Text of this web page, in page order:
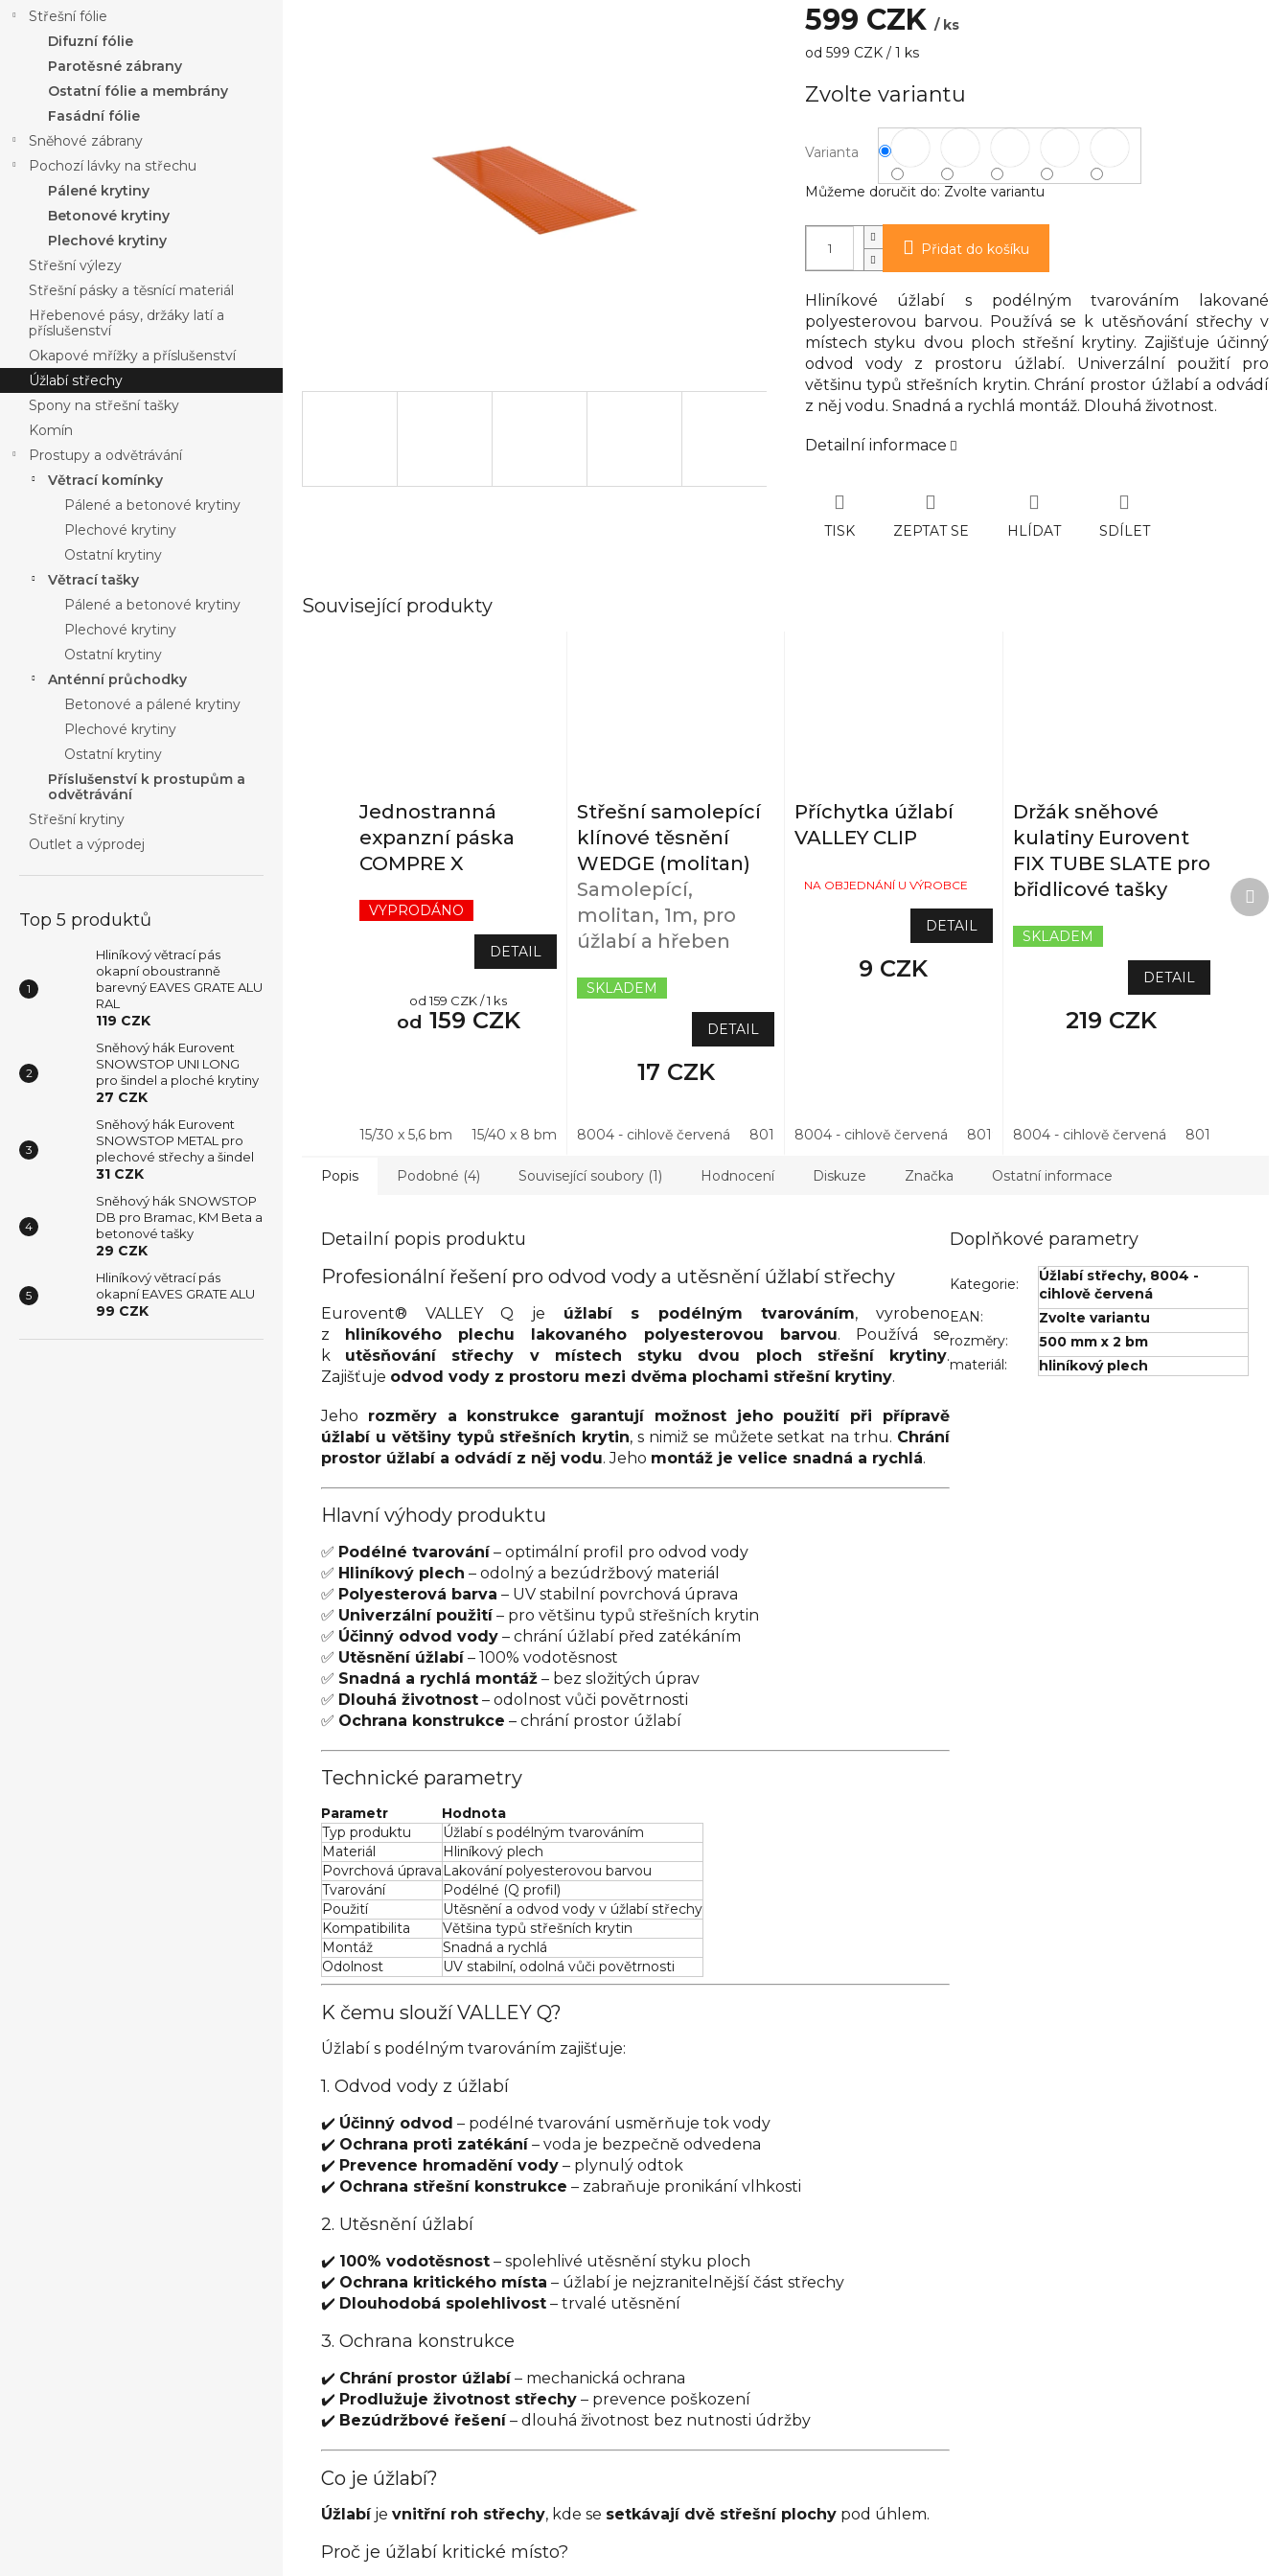
Střešní fólie
Difuzní fólie
Parotěsné zábrany
Ostatní fólie a membrány
Fasádní fólie
Sněhové zábrany
Pochozí lávky na střechu
Pálené krytiny
Betonové krytiny
Plechové krytiny
Střešní výlezy
Střešní pásky a těsnící materiál
Hřebenové pásy, držáky latí a
příslušenství
Okapové mřížky a příslušenství
Úžlabí střechy
Spony na střešní tašky
Komín
Prostupy a odvětrávání
Větrací komínky
Pálené a betonové krytiny
Plechové krytiny
Ostatní krytiny
Větrací tašky
Pálené a betonové krytiny
Plechové krytiny
Ostatní krytiny
Anténní průchodky
Betonové a pálené krytiny
Plechové krytiny
Ostatní krytiny
Příslušenství k prostupům a
odvětrávání
Střešní krytiny
Outlet a výprodej
Top 5 produktů
Hliníkový větrací pás
okapní oboustranně
barevný EAVES GRATE ALU
RAL
119 CZK
Sněhový hák Eurovent
SNOWSTOP UNI LONG
pro šindel a ploché krytiny
27 CZK
Sněhový hák Eurovent
SNOWSTOP METAL pro
plechové střechy a šindel
31 CZK
Sněhový hák SNOWSTOP
DB pro Bramac, KM Beta a
betonové tašky
29 CZK
Hliníkový větrací pás
okapní EAVES GRATE ALU
99 CZK
599 CZK / ks
Měrná
od 599 CZK / 1 ks
Zvolte variantu
Varianta
Můžeme doručit do: Zvolte variantu
Přidat do košíku
Hliníkové úžlabí s podélným tvarováním lakované
polyesterovou barvou. Používá se k utěsňování střechy v
místech styku dvou ploch střešní krytiny. Zajišťuje účinný
odvod vody z prostoru úžlabí. Univerzální použití pro
většinu typů střešních krytin. Chrání prostor úžlabí a odvádí
z něj vodu. Snadná a rychlá montáž. Dlouhá životnost.
Detailní informace
TISK ZEPTAT SE HLÍDAT SDÍLET
Související produkty
Jednostranná
expanzní páska
COMPRE X
VYPRODÁNO
od 159 CZK
Měrná
cena:
od 159 CZK / 1 ks
DETAIL
15/30 x 5,6 bm 15/40 x 8 bm 20/50 x 3,3 bm 20/50x4,3 bm 15/40x4,3 bm
Střešní samolepící
klínové těsnění
WEDGE (molitan)
Samolepící,
molitan, 1m, pro
úžlabí a hřeben
SKLADEM
17 CZK
DETAIL
8004 - cihlově červená 8019 - hnědá 7021 - antracitová
Příchytka úžlabí
VALLEY CLIP
NA OBJEDNÁNÍ U VÝROBCE
9 CZK
DETAIL
8004 - cihlově červená 8019 - hnědá 7021 - antracitová
Držák sněhové
kulatiny Eurovent
FIX TUBE SLATE pro
břidlicové tašky
SKLADEM
219 CZK
DETAIL
8004 - cihlově červená 8019 - hnědá
Další
Popis Podobné (4) Související soubory (1) Hodnocení Diskuze Značka Ostatní informace
Detailní popis produktu
Profesionální řešení pro odvod vody a utěsnění úžlabí střechy
Eurovent® VALLEY Q je úžlabí s podélným tvarováním, vyrobeno
z
hliníkového plechu lakovaného polyesterovou barvou. Používá se
k
utěsňování střechy v místech styku dvou ploch střešní krytiny.
Zajišťuje odvod vody z prostoru mezi dvěma plochami střešní krytiny.
Jeho
rozměry a konstrukce garantují možnost jeho použití při přípravě
úžlabí u většiny typů střešních krytin, s nimiž se můžete setkat na trhu. Chrání
prostor úžlabí a odvádí z něj vodu. Jeho montáž je velice snadná a rychlá.
Hlavní výhody produktu
✅ Podélné tvarování – optimální profil pro odvod vody
✅ Hliníkový plech – odolný a bezúdržbový materiál
✅ Polyesterová barva – UV stabilní povrchová úprava
✅ Univerzální použití – pro většinu typů střešních krytin
✅ Účinný odvod vody – chrání úžlabí před zatékáním
✅ Utěsnění úžlabí – 100% vodotěsnost
✅ Snadná a rychlá montáž – bez složitých úprav
✅ Dlouhá životnost – odolnost vůči povětrnosti
✅ Ochrana konstrukce – chrání prostor úžlabí
Technické parametry
Parametr
Hodnota
Typ produktu
Úžlabí s podélným tvarováním
Materiál
Hliníkový plech
Povrchová úprava Lakování polyesterovou barvou
Tvarování
Podélné (Q profil)
Použití
Utěsnění a odvod vody v úžlabí střechy
Kompatibilita
Většina typů střešních krytin
Montáž
Snadná a rychlá
Odolnost
UV stabilní, odolná vůči povětrnosti
K čemu slouží VALLEY Q?
Úžlabí s podélným tvarováním zajišťuje:
1. Odvod vody z úžlabí
✔️ Účinný odvod – podélné tvarování usměrňuje tok vody
✔️ Ochrana proti zatékání – voda je bezpečně odvedena
✔️ Prevence hromadění vody – plynulý odtok
✔️ Ochrana střešní konstrukce – zabraňuje pronikání vlhkosti
2. Utěsnění úžlabí
✔️ 100% vodotěsnost – spolehlivé utěsnění styku ploch
✔️ Ochrana kritického místa – úžlabí je nejzranitelnější část střechy
✔️ Dlouhodobá spolehlivost – trvalé utěsnění
3. Ochrana konstrukce
✔️ Chrání prostor úžlabí – mechanická ochrana
✔️ Prodlužuje životnost střechy – prevence poškození
✔️ Bezúdržbové řešení – dlouhá životnost bez nutnosti údržby
Co je úžlabí?
Úžlabí je vnitřní roh střechy, kde se setkávají dvě střešní plochy pod úhlem.
Proč je úžlabí kritické místo?
Doplňkové parametry
Kategorie: Úžlabí střechy, 8004 -
cihlově červená
EAN:
Zvolte variantu
rozměry:
500 mm x 2 bm
materiál: hliníkový plech